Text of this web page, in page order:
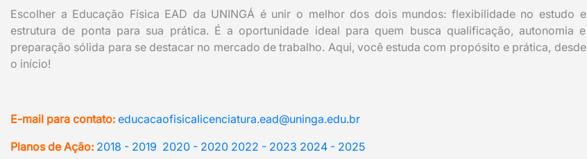
Escolher a Educação Física EAD da UNINGÁ é unir o melhor dos dois mundos: flexibilidade no estudo e
estrutura de ponta para sua prática. É a oportunidade ideal para quem busca qualificação, autonomia e
preparação sólida para se destacar no mercado de trabalho. Aqui, você estuda com propósito e prática, desde
o início!
E-mail para contato: educacaofisicalicenciatura.ead@uninga.edu.br
Planos de Ação: 2018 - 2019 2020 - 2020 2022 - 2023 2024 - 2025